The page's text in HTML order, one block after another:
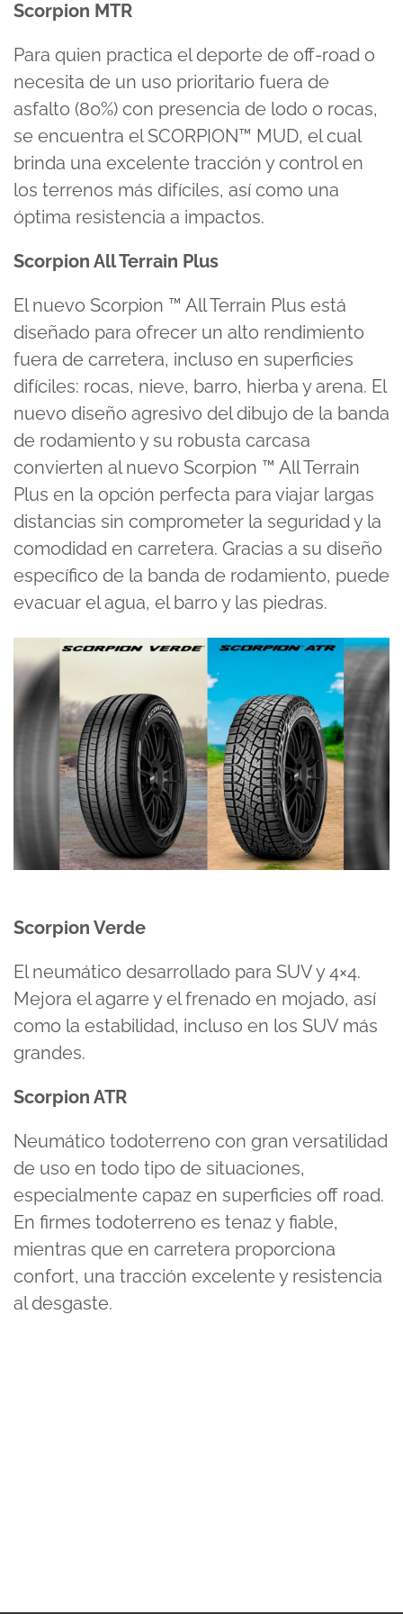
Scorpion MTR
Para quien practica el deporte de off-road o
necesita de un uso prioritario fuera de
asfalto (80%) con presencia de lodo o rocas,
se encuentra el SCORPION™ MUD, el cual
brinda una excelente tracción y control en
los terrenos más difíciles, así como una
óptima resistencia a impactos.
Scorpion All Terrain Plus
El nuevo Scorpion ™ All Terrain Plus está
diseñado para ofrecer un alto rendimiento
fuera de carretera, incluso en superficies
difíciles: rocas, nieve, barro, hierba y arena. El
nuevo diseño agresivo del dibujo de la banda
de rodamiento y su robusta carcasa
convierten al nuevo Scorpion ™ All Terrain
Plus en la opción perfecta para viajar largas
distancias sin comprometer la seguridad y la
comodidad en carretera. Gracias a su diseño
específico de la banda de rodamiento, puede
evacuar el agua, el barro y las piedras.
Scorpion Verde
El neumático desarrollado para SUV y 4×4.
Mejora el agarre y el frenado en mojado, así
como la estabilidad, incluso en los SUV más
grandes.
Scorpion ATR
Neumático todoterreno con gran versatilidad
de uso en todo tipo de situaciones,
especialmente capaz en superficies off road.
En firmes todoterreno es tenaz y fiable,
mientras que en carretera proporciona
confort, una tracción excelente y resistencia
al desgaste.